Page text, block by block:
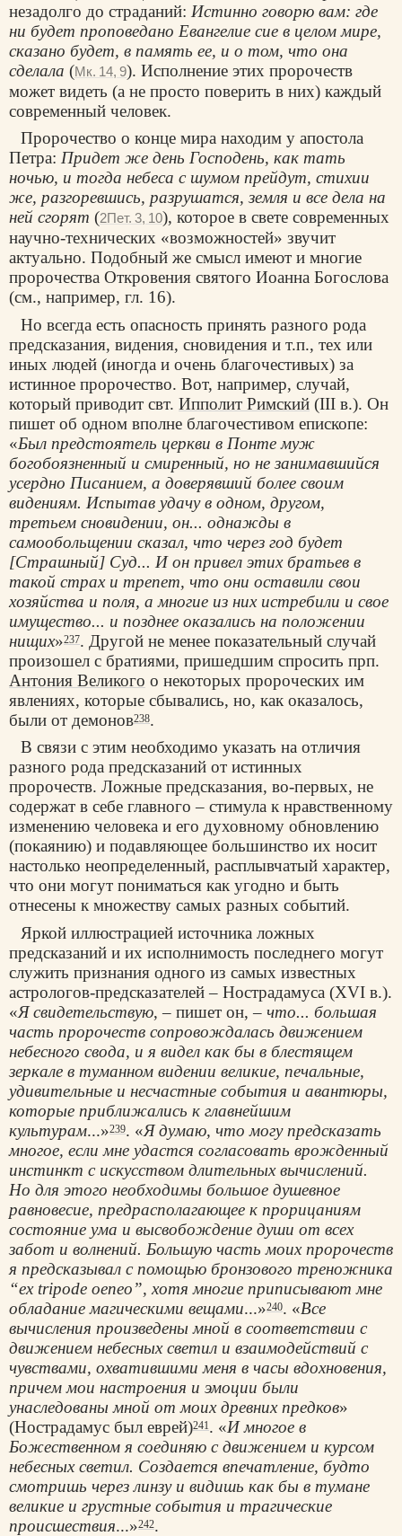
незадолго до страданий: Истинно говорю вам: где
ни будет проповедано Евангелие сие в целом мире,
сказано будет, в память ее, и о том, что она
сделала (Мк. 14, 9). Исполнение этих пророчеств
может видеть (а не просто поверить в них) каждый
современный человек.
Пророчество о конце мира находим у апостола
Петра: Придет же день Господень, как тать
ночью, и тогда небеса с шумом прейдут, стихии
же, разгоревшись, разрушатся, земля и все дела на
ней сгорят (2Пет. 3, 10), которое в свете современных
научно-технических «возможностей» звучит
актуально. Подобный же смысл имеют и многие
пророчества Откровения святого Иоанна Богослова
(см., например, гл. 16).
Но всегда есть опасность принять разного рода
предсказания, видения, сновидения и т.п., тех или
иных людей (иногда и очень благочестивых) за
истинное пророчество. Вот, например, случай,
который приводит свт. Ипполит Римский (III в.). Он
пишет об одном вполне благочестивом епископе:
«Был предстоятель церкви в Понте муж
богобоязненный и смиренный, но не занимавшийся
усердно Писанием, а доверявший более своим
видениям. Испытав удачу в одном, другом,
третьем сновидении, он... однажды в
самообольщении сказал, что через год будет
[Страшный] Суд... И он привел этих братьев в
такой страх и трепет, что они оставили свои
хозяйства и поля, а многие из них истребили и свое
имущество... и позднее оказались на положении
нищих»237. Другой не менее показательный случай
произошел с братиями, пришедшим спросить прп.
Антония Великого о некоторых пророческих им
явлениях, которые сбывались, но, как оказалось,
были от демонов238.
В связи с этим необходимо указать на отличия
разного рода предсказаний от истинных
пророчеств. Ложные предсказания, во-первых, не
содержат в себе главного – стимула к нравственному
изменению человека и его духовному обновлению
(покаянию) и подавляющее большинство их носит
настолько неопределенный, расплывчатый характер,
что они могут пониматься как угодно и быть
отнесены к множеству самых разных событий.
Яркой иллюстрацией источника ложных
предсказаний и их исполнимость последнего могут
служить признания одного из самых известных
астрологов-предсказателей – Нострадамуса (XVI в.).
«Я свидетельствую, – пишет он, – что... большая
часть пророчеств сопровождалась движением
небесного свода, и я видел как бы в блестящем
зеркале в туманном видении великие, печальные,
удивительные и несчастные события и авантюры,
которые приближались к главнейшим
культурам...»239. «Я думаю, что могу предсказать
многое, если мне удастся согласовать врожденный
инстинкт с искусством длительных вычислений.
Но для этого необходимы большое душевное
равновесие, предрасполагающее к прорицаниям
состояние ума и высвобождение души от всех
забот и волнений. Большую часть моих пророчеств
я предсказывал с помощью бронзового треножника
“ex tripode oeneo”, хотя многие приписывают мне
обладание магическими вещами...»240. «Все
вычисления произведены мной в соответствии с
движением небесных светил и взаимодействий с
чувствами, охватившими меня в часы вдохновения,
причем мои настроения и эмоции были
унаследованы мной от моих древних предков»
(Нострадамус был еврей)241 . «И многое в
Божественном я соединяю с движением и курсом
небесных светил. Создается впечатление, будто
смотришь через линзу и видишь как бы в тумане
великие и грустные события и трагические
происшествия...»242.